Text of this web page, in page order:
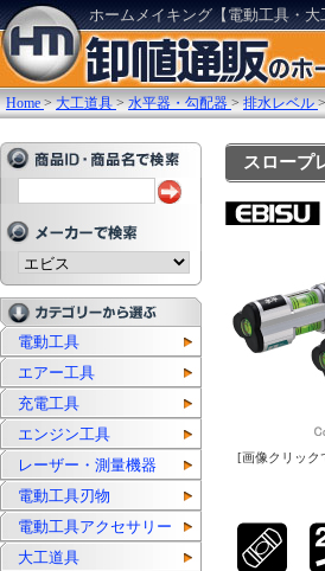
ホームメイキング【電動工具・
Home >大工道具 >水平器・勾配器 >排水レベル
電動工具
エアー工具
充電工具
エンジン工具
レーザー・測量機器
電動工具刃物
電動工具アクセサリー
大工道具
スロープ
[画像クリック